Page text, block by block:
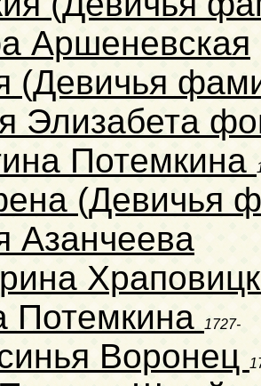
Аршеневская
(Девичья
Элизабета
Потемкина
(Девичья
Азанчеева
Потемкина
1727-
Воронец